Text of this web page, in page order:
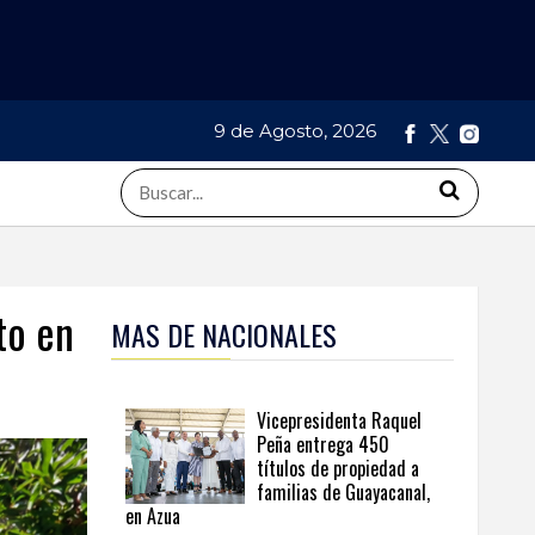
9 de Agosto, 2026
en MAS DE NACIONALES
Vicepresidenta Raquel
Peña entrega 450
títulos de propiedad a
familias de Guayacanal,
en Azua